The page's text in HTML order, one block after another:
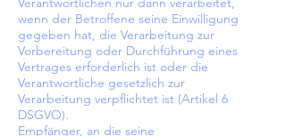
wenn der Betroffene seine Einwilligung
gegeben hat, die Verarbeitung zur
Vorbereitung oder Durchführung eines
Vertrages erforderlich ist oder die
Verantwortliche gesetzlich zur
Verarbeitung verpflichtet ist (Artikel 6
DSGVO).
Empfänger, an die seine